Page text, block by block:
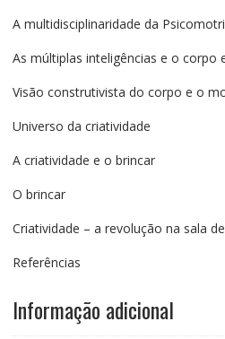
A multidisciplinaridade da
As múltiplas inteligências e o corpo
Visão construtivista do corpo e o
Universo da criatividade
A criatividade e o brincar
O brincar
Criatividade – a revolução na sala
Referências
Informação adicional